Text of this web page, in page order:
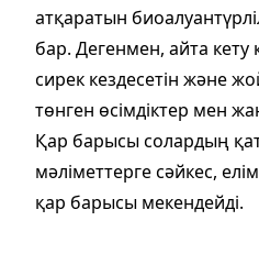
атқаратын
бар. Дегенмен, айта кету
сирек кездесетін және
төнген өсімдіктер мен
Қар барысы солардың
мәліметтерге сәйкес,
қар барысы мекендейді.